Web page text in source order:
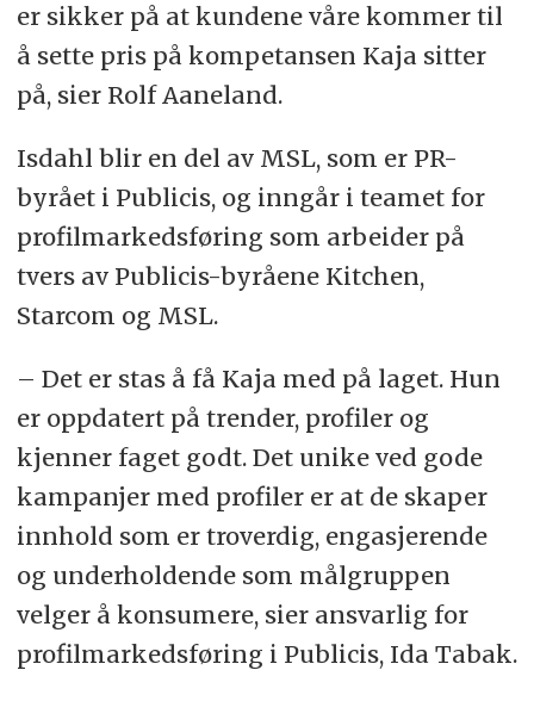
er sikker på at kundene våre kommer til
å sette pris på kompetansen Kaja sitter
på, sier Rolf Aaneland.
Isdahl blir en del av MSL, som er PR-
byrået i Publicis, og inngår i teamet for
profilmarkedsføring som arbeider på
tvers av Publicis-byråene Kitchen,
Starcom og MSL.
– Det er stas å få Kaja med på laget. Hun
er oppdatert på trender, profiler og
kjenner faget godt. Det unike ved gode
kampanjer med profiler er at de skaper
innhold som er troverdig, engasjerende
og underholdende som målgruppen
velger å konsumere, sier ansvarlig for
profilmarkedsføring i Publicis, Ida Tabak.